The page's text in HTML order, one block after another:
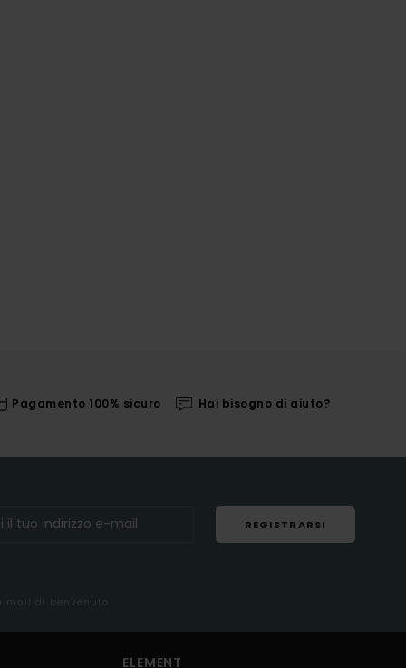
Pagamento 100% sicuro Hai bisogno di aiuto?
REGISTRARSI
di benvenuto
ELEMENT